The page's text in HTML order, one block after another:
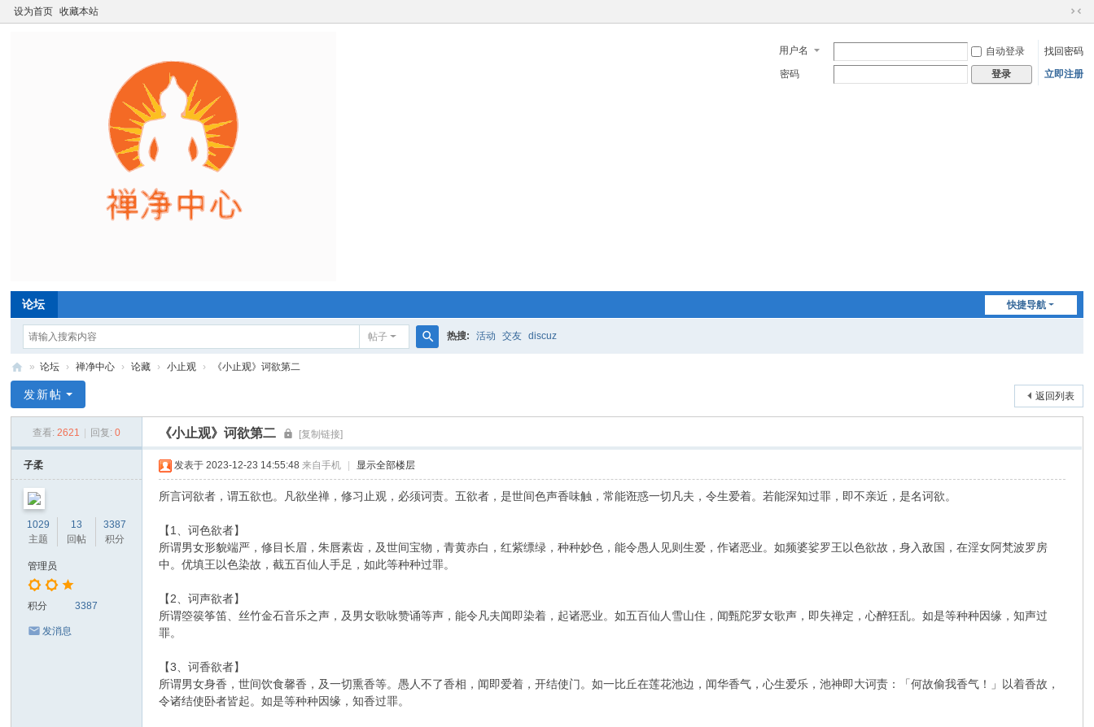
设为首页 收藏本站
切
到
窄
用户名 自动登录
找回密码
密码
登录 立即注册
快捷导航
论坛
帖子 热搜: 活动 交友 discuz
净
心
» 论坛 › 禅净中心 › 论藏 › 小止观 › 《小止观》诃欲第二
返回列表
发新帖
查看: 2621 回复: 0 《小止观》诃欲第二 [复制链接]
子柔
1029
主题
13
回帖
3387
积分
管理员
积分 3387
发消息
发表于 2023-12-23 14:55:48 来自手机 显示全部楼层
所言诃欲者，谓五欲也。凡欲坐禅，修习止观，必须诃责。五欲者，是世间色声香味触，常能诳惑一切凡夫，令生爱着。若能深知过罪，即不亲近，是名诃欲。
【1、诃色欲者】
所谓男女形貌端严，修目长眉，朱唇素齿，及世间宝物，青黄赤白，红紫缥绿，种种妙色，能令愚人见则生爱，作诸恶业。如频婆娑罗王以色欲故，身入敌国，在淫女阿梵波罗房
中。优填王以色染故，截五百仙人手足，如此等种种过罪。
【2、诃声欲者】
所谓箜篌筝笛、丝竹金石音乐之声，及男女歌咏赞诵等声，能令凡夫闻即染着，起诸恶业。如五百仙人雪山住，闻甄陀罗女歌声，即失禅定，心醉狂乱。如是等种种因缘，知声过
罪。
【3、诃香欲者】
所谓男女身香，世间饮食馨香，及一切熏香等。愚人不了香相，闻即爱着，开结使门。如一比丘在莲花池边，闻华香气，心生爱乐，池神即大诃责：「何故偷我香气！」以着香故，
令诸结使卧者皆起。如是等种种因缘，知香过罪。